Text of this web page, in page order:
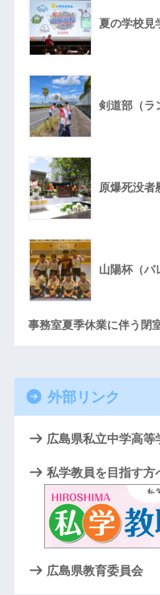
夏の学校見
剣道部（ラ
原爆死没者
山陽杯（バ
事務室夏季休業に伴う閉
外部リンク
広島県私立中学高等
私学教員を目指す方
広島県教育委員会